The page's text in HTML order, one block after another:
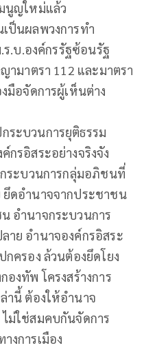
นูญใหม่แล้ว
ป็นผลพวงการทำ
.บ.องค์กรรัฐซ้อนรัฐ
ามาตรา 112 และมาตรา
มือจัดการผู้เห็นต่าง
ระบวนการยุติธรรม
รอิสระอย่างจริงจัง
ระบวนการกลุ่มอภิชนที่
ยึดอำนาจจากประชาชน
อำนาจกระบวนการ
าย อำนาจองค์กรอิสระ
ครอง ล้วนต้องยึดโยง
งทัพ โครงสร้างการ
านี้ ต้องให้อำนาจ
ม่ใช่สมคบกันจัดการ
งการเมือง